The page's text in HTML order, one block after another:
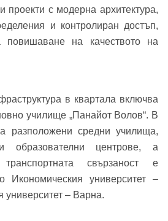
с модерна архитектура,
и контролиран достъп,
повишаване на качеството на
в квартала включва
училище „Панайот Волов“. В
разположени средни училища,
образователни центрове, а
свързаност е
Икономическия университет –
университет – Варна.